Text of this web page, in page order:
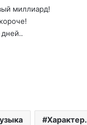
миллиард!
Характер.